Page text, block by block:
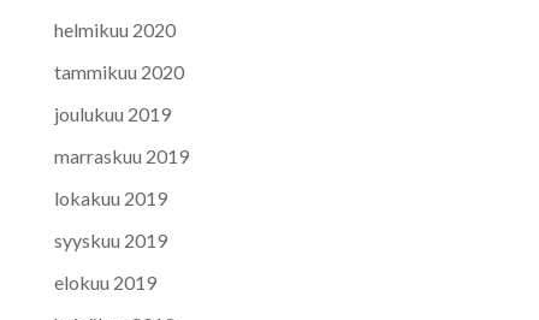
helmikuu 2020
tammikuu 2020
joulukuu 2019
marraskuu 2019
lokakuu 2019
syyskuu 2019
elokuu 2019